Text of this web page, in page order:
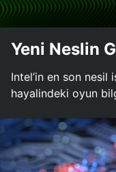
Yeni Neslin
Intel’in en son
hayalindeki oyun